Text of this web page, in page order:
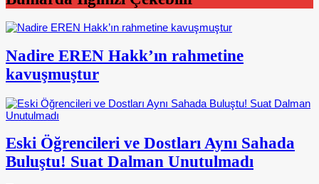
Nadire EREN Hakk’ın rahmetine
kavuşmuştur
Eski Öğrencileri ve Dostları Aynı Sahada
Buluştu! Suat Dalman Unutulmadı